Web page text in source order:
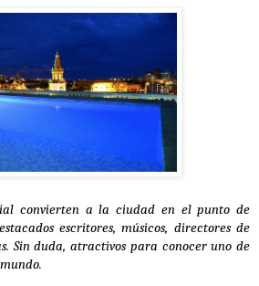
convierten a la ciudad en el punto de
escritores, músicos, directores de
Sin duda, atractivos para conocer uno de